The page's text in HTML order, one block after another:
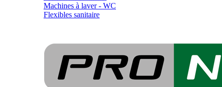
Machines à laver - WC
Flexibles sanitaire